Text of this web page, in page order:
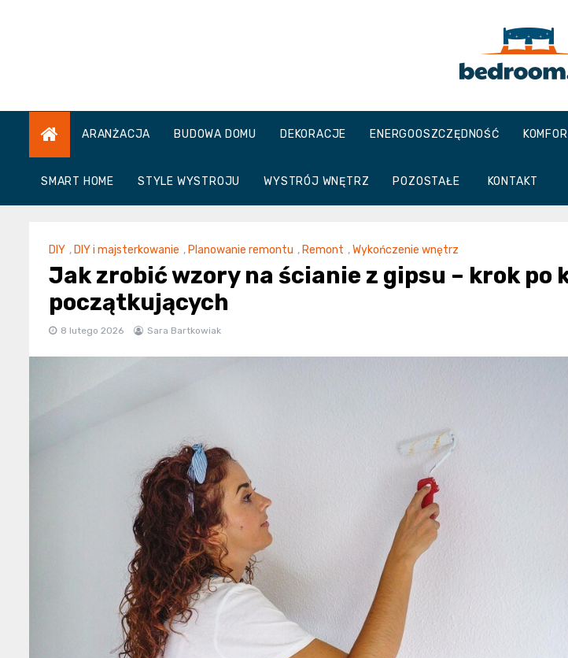
ARANŻACJA BUDOWA DOMU DEKORACJE ENERGOOSZCZĘDNOŚĆ
SMART HOME STYLE WYSTROJU WYSTRÓJ WNĘTRZ POZOSTAŁE KONTAKT
DIY , DIY i majsterkowanie , Planowanie remontu , Remont ,Wykończenie wnętrz
Jak zrobić wzory na ścianie z gipsu – krok po
początkujących
8 lutego 2026 Sara Bartkowiak